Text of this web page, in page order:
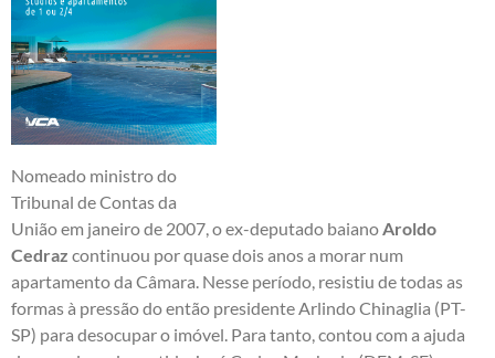
Nomeado ministro do
Tribunal de Contas da
União em janeiro de 2007, o ex-deputado baianoAroldo
Cedraz continuou por quase dois anos a morar num
apartamento da Câmara. Nesse período, resistiu de todas as
formas à pressão do então presidente Arlindo Chinaglia (PT-
SP) para desocupar o imóvel. Para tanto, contou com a ajuda